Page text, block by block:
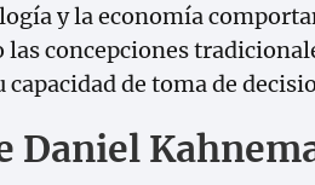
y la economía
concepciones
de toma de
Daniel